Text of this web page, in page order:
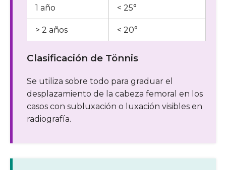
1 año < 25°
> 2 años < 20°
Clasificación de Tönnis
Se utiliza sobre todo para graduar el
desplazamiento de la cabeza femoral en los
casos con subluxación o luxación visibles en
radiografía.